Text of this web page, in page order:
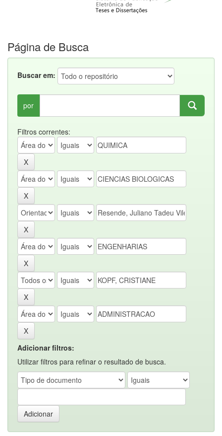
Página de Busca
Buscar em:
por
Filtros correntes:
Adicionar filtros:
Utilizar filtros para refinar o resultado de busca.